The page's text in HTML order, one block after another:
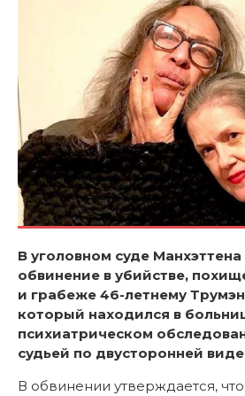
В уголовном суде
обвинение в убийстве,
и грабеже 46-летнему
который находился в
психиатрическом
судьей по двусторонней
В обвинении утверждается,